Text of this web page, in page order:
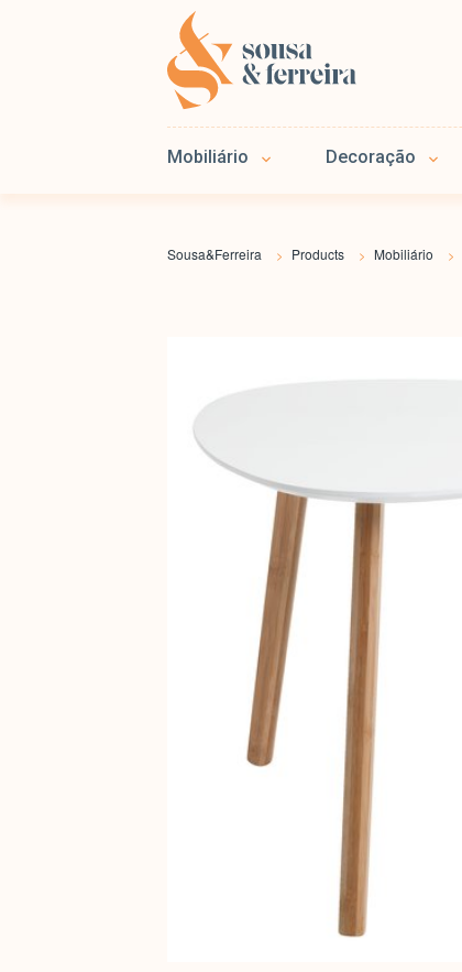
Mobiliário Decoração
Sousa&Ferreira > Products > Mobiliário >